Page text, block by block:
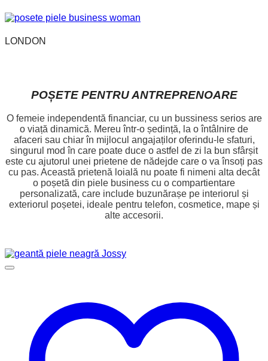
LONDON
POȘETE PENTRU ANTREPRENOARE
O femeie independentă financiar, cu un bussiness serios are
o viață dinamică. Mereu într-o ședință, la o întâlnire de
afaceri sau chiar în mijlocul angajaților oferindu-le sfaturi,
singurul mod în care poate duce o astfel de zi la bun sfârșit
este cu ajutorul unei prietene de nădejde care o va însoți pas
cu pas. Această prietenă loială nu poate fi nimeni alta decât
o poșetă din piele business cu o compartientare
personalizată, care include buzunărașe pe interiorul și
exteriorul poșetei, ideale pentru telefon, cosmetice, mape și
alte accesorii.